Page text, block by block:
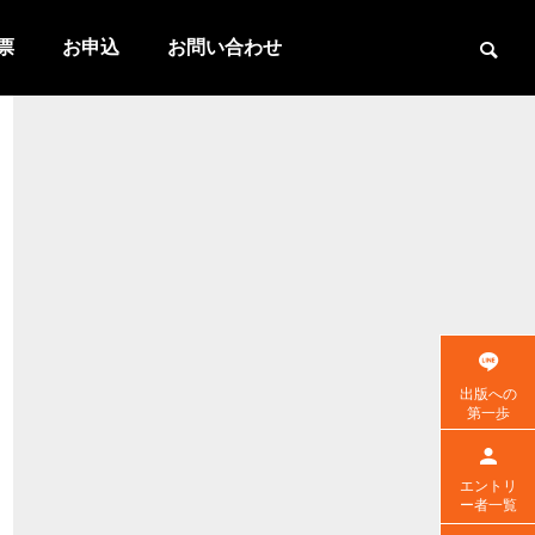
お申込 お問い合わせ
出版への
第一歩
エントリ
ー者一覧